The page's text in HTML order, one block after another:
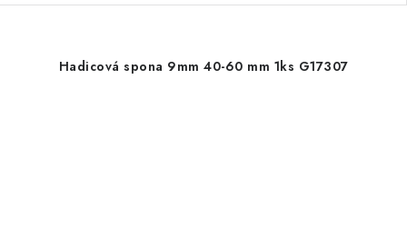
Hadicová spona 9mm 40-60 mm 1ks G17307